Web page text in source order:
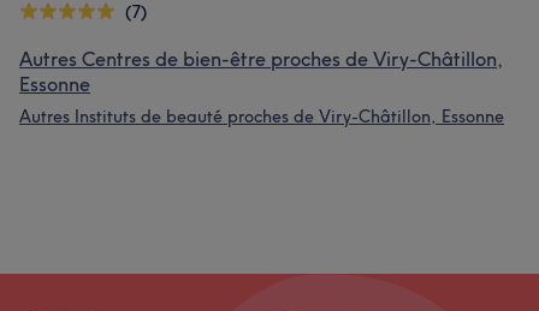
(7)
Autres Centres de bien-être proches de Viry-Châtillon,
Essonne
Autres Instituts de beauté proches de Viry-Châtillon, Essonne